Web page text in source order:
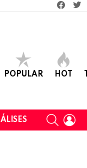
POPULAR HOT
SEARCH